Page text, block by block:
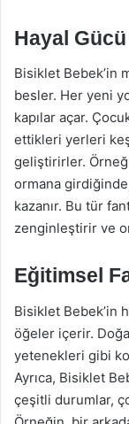
Hayal Gücü
Bisiklet Bebek’in
besler. Her yeni
kapılar açar.
ettikleri yerleri
geliştirirler.
ormana
kazanır. Bu tür
zenginleştirir ve
Eğitimsel
Bisiklet Bebek’in
öğeler içerir.
yetenekleri gibi
Ayrıca, Bisiklet
çeşitli durumlar,